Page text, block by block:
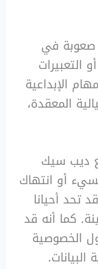
صعوبة في
التعبيرات
الإبداعية
المعقدة،
ديب سيك
أو انتهاك
تحد أحيانا
كما أنه قد
الخصوصية